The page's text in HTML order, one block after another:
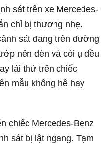
sát trên xe Mercedes-
chỉ bị thương nhẹ.
sát đang trên đường
nên đèn và còi ụ đều
lái thử trên chiếc
mẫu không hề hay
chiếc Mercedes-Benz
sát bị lật ngang. Tạm